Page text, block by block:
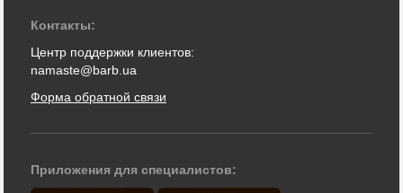
Контакты:
Центр поддержки клиентов:
namaste@barb.ua
Форма обратной связи
Приложения для специалистов: